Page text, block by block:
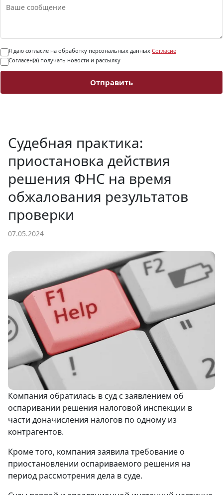
Я даю согласие на обработку персональных данных Согласие
Согласен(а) получать новости и рассылку
Отправить
Судебная практика:
приостановка действия
решения ФНС на время
обжалования результатов
проверки
07.05.2024
Компания обратилась в суд с заявлением об
оспаривании решения налоговой инспекции в
части доначисления налогов по одному из
контрагентов.
Кроме того, компания заявила требование о
приостановлении оспариваемого решения на
период рассмотрения дела в суде.